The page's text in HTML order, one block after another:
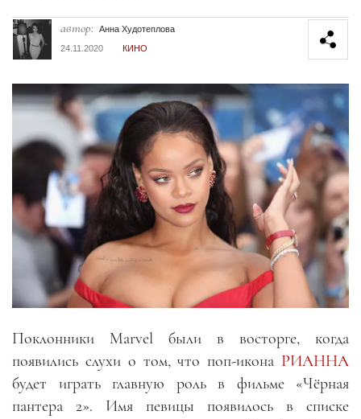
автор: Анна Худотеплова
24.11.2020
КИНО
Поклонники Marvel были в восторге, когда
появились слухи о том, что поп-икона РИАННА
будет играть главную роль в фильме «Чёрная
пантера 2». Имя певицы появилось в списке